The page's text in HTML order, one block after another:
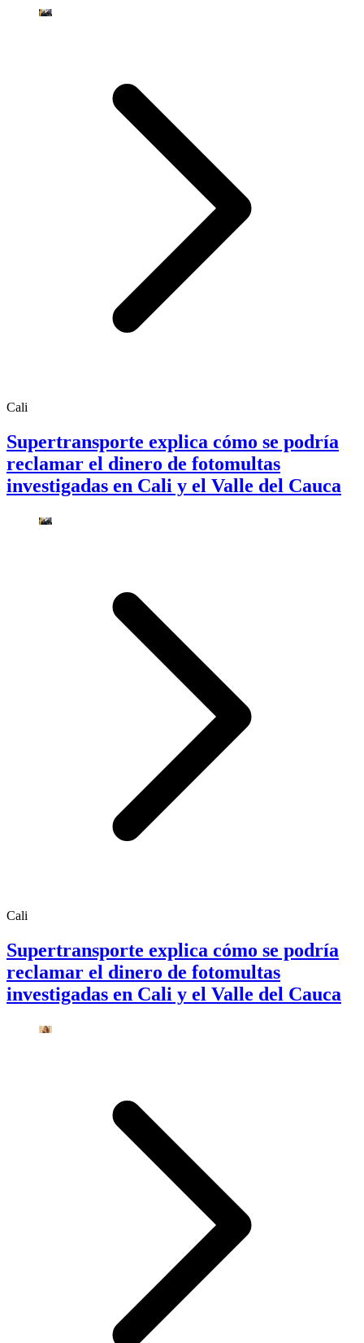
Cali
Supertransporte explica cómo se podría
reclamar el dinero de fotomultas
investigadas en Cali y el Valle del Cauca
Cali
Supertransporte explica cómo se podría
reclamar el dinero de fotomultas
investigadas en Cali y el Valle del Cauca